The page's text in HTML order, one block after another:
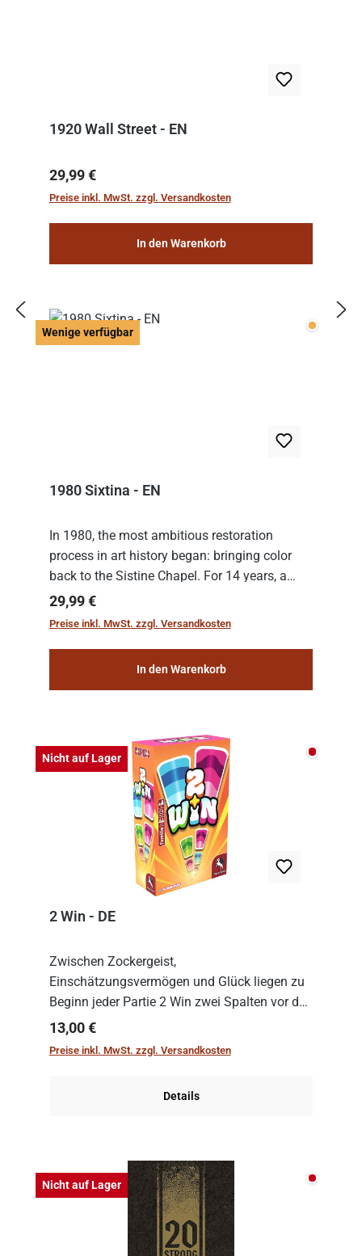
1920 Wall Street - EN
Regulärer Preis:
29,99 €
Preise inkl. MwSt. zzgl. Versandkosten
In den Warenkorb
Wenige verfügbar Wenige
1980 Sixtina - EN
In 1980, the most ambitious restoration
process in art history began: bringing color
back to the Sistine Chapel. For 14 years, a
team of experts from the Vatican undertook
the meticulous job of cleaning and
Regulärer Preis:
29,99 €
Preise inkl. MwSt. zzgl. Versandkosten
In den Warenkorb
Nicht auf Lager Nicht
2 Win - DE
Zwischen Zockergeist,
Einschätzungsvermögen und Glück liegen zu
Beginn jeder Partie 2 Win zwei Spalten vor den
Spielenden aus, die es in die Höhe zu treiben
gilt. Doch das geht natürlich nur, solange man
Regulärer Preis:
13,00 €
Preise inkl. MwSt. zzgl. Versandkosten
Details
Nicht auf Lager Nicht